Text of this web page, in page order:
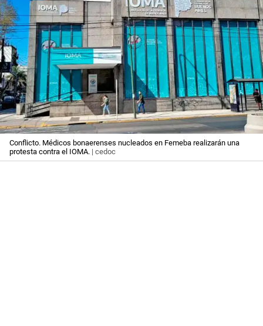
Conflicto. Médicos bonaerenses nucleados en Femeba realizarán una
protesta contra el IOMA. | cedoc